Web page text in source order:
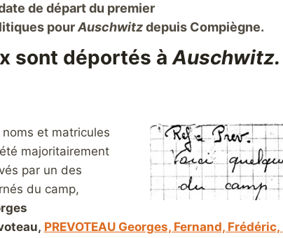
de départ du premier
pourAuschwitzdepuis Compiègne.
sont déportés àAuschwitz.
noms et matricules
majoritairement
par un des
du camp,
PREVOTEAU Georges, Fernand, Frédéric,